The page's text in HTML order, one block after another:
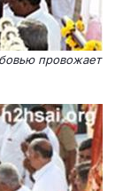
провожает